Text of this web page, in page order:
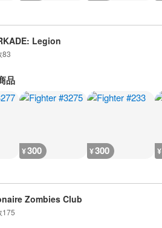
Legion
83
品
¥300 ¥300 ¥
Zombies Club
175